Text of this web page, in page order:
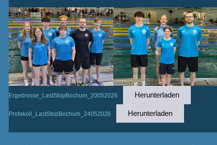
Ergebnisse_LastStopBochum_20052026 Herunterladen
Protokoll_LastStopBochum_24052026 Herunterladen